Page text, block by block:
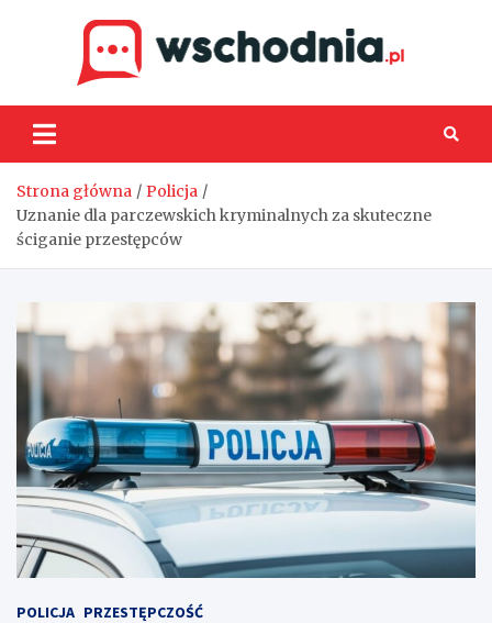
Strona główna
Policja
Uznanie dla parczewskich kryminalnych za skuteczne
ściganie przestępców
POLICJA PRZESTĘPCZOŚĆ